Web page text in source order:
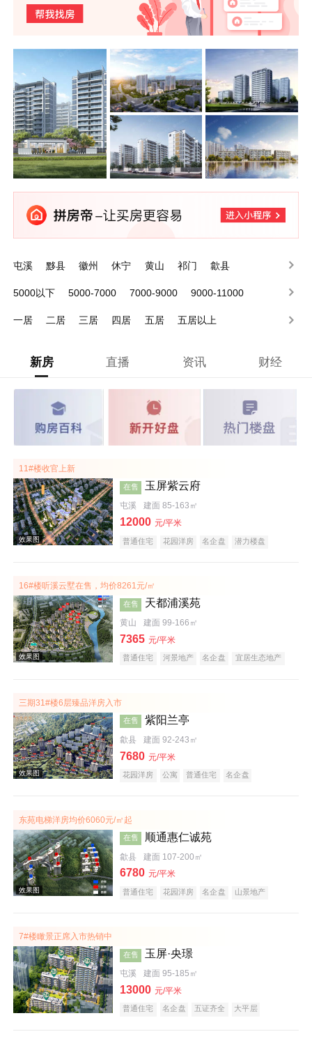
屯溪 黟县 徽州 休宁 黄山 祁门 歙县
5000以下 5000-7000 7000-9000
9000-11000
一居
二居 三居 四居 五居 五居以上
新房 直播 资讯 财经
11#楼收官上新
效果图
在售 玉屏紫云府
屯溪 建面 85-163㎡
12000 元/平米
普通住宅 花园洋房 名企盘
潜力楼盘
16#楼听溪云墅在售，均价8261元/㎡
效果图
在售 天都浦溪苑
黄山 建面 99-166㎡
7365 元/平米
普通住宅 河景地产 名企盘
宜居生态地产
三期31#楼6层臻品洋房入市
在售 紫阳兰亭
歙县 建面 92-243㎡
7680 元/平米
花园洋房 公寓 普通住宅
名企盘
东苑电梯洋房均价6060元/㎡起
在售 顺通惠仁诚苑
歙县 建面 107-200㎡
6780 元/平米
普通住宅 花园洋房 名企盘
山景地产
7#楼瞰景正席入市热销中
在售 玉屏·央璟
屯溪 建面 95-185㎡
13000 元/平米
普通住宅 名企盘 五证齐全 大平层